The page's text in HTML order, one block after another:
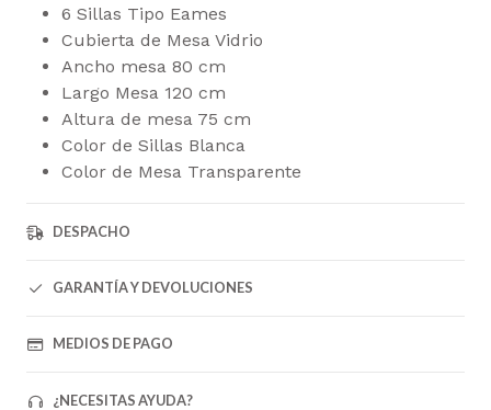
6 Sillas Tipo Eames
Cubierta de Mesa Vidrio
Ancho mesa 80 cm
Largo Mesa 120 cm
Altura de mesa 75 cm
Color de Sillas Blanca
Color de Mesa Transparente
DESPACHO
GARANTÍA Y DEVOLUCIONES
MEDIOS DE PAGO
¿NECESITAS AYUDA?